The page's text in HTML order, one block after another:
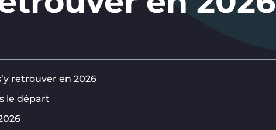
retrouver en 2026
le départ